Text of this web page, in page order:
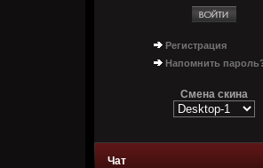
Регистрация
Напомнить
Смена скина
Чат